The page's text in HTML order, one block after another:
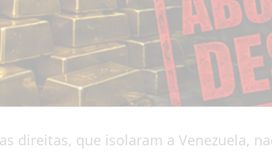
direitas, que isolaram a Venezuela,